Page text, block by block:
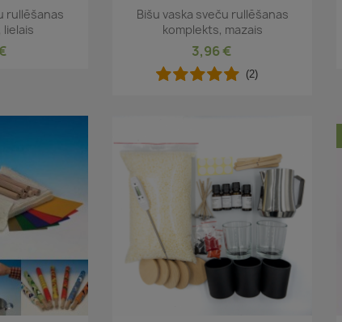
rullēšanas
lielais
Īss ieskats
Bišu vaska sveču rullēšanas
komplekts, mazais
3,96 €
(2)